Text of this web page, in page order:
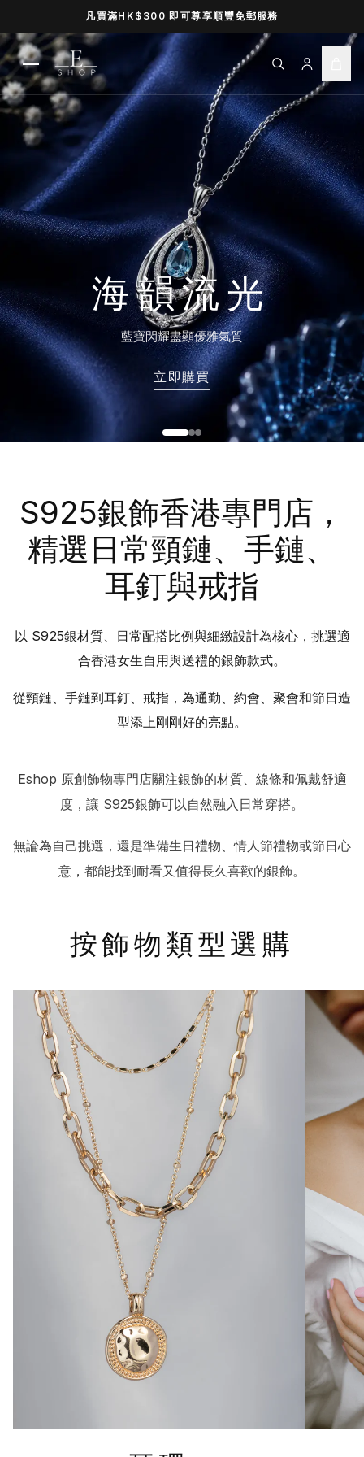
凡買滿HK$300 即可尊享順豐免郵服務
Open navigation menu
海韻流光
藍寶閃耀盡顯優雅氣質
立即購買
S925銀飾香港專門店，
精選日常頸鏈、手鏈、
耳釘與戒指
以 S925銀材質、日常配搭比例與細緻設計為核心，挑選適
合香港女生自用與送禮的銀飾款式。
從頸鏈、手鏈到耳釘、戒指，為通勤、約會、聚會和節日造
型添上剛剛好的亮點。
Eshop 原創飾物專門店關注銀飾的材質、線條和佩戴舒適
度，讓 S925銀飾可以自然融入日常穿搭。
無論為自己挑選，還是準備生日禮物、情人節禮物或節日心
意，都能找到耐看又值得長久喜歡的銀飾。
按飾物類型選購